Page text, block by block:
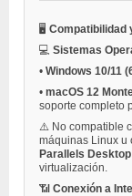
🖥️ Compatibilidad
💻 Sistemas
• Windows 10/11
• macOS 12
soporte completo
⚠️ No compatible
máquinas Linux u
Parallels Desktop
virtualización.
📶 Conexión a